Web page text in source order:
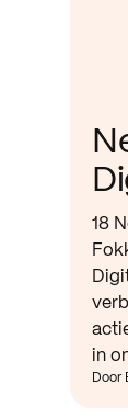
18
in
Door